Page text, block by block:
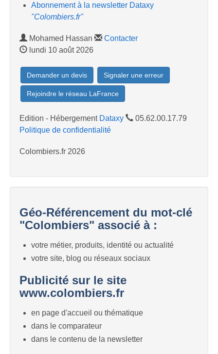
Abonnement à la newsletter Dataxy
"Colombiers.fr"
Mohamed Hassan
Contacter
lundi 10 août 2026
Demander un devis Signaler une erreur
Rejoindre le réseau LaFrance
Edition - Hébergement Dataxy
05.62.00.17.79
Politique de confidentialité
Colombiers.fr 2026
Géo-Référencement du mot-clé
"Colombiers" associé à :
votre métier, produits, identité ou actualité
votre site, blog ou réseaux sociaux
Publicité sur le site
www.colombiers.fr
en page d'accueil ou thématique
dans le comparateur
dans le contenu de la newsletter